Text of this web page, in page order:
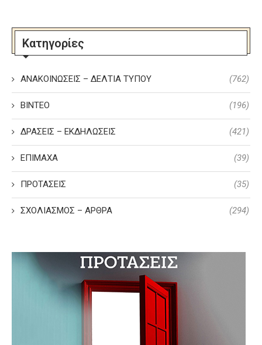
Κατηγορίες
ΑΝΑΚΟΙΝΩΣΕΙΣ – ΔΕΛΤΙΑ ΤΥΠΟΥ (762)
ΒΙΝΤΕΟ (196)
ΔΡΑΣΕΙΣ – ΕΚΔΗΛΩΣΕΙΣ (421)
ΕΠΙΜΑΧΑ (39)
ΠΡΟΤΑΣΕΙΣ (35)
ΣΧΟΛΙΑΣΜΟΣ – ΑΡΘΡΑ (294)